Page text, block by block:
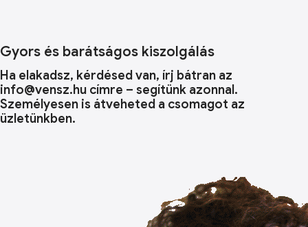
Gyors és barátságos kiszolgálás
Ha elakadsz, kérdésed van, írj bátran az
info@vensz.hu címre – segítünk azonnal.
Személyesen is átveheted a csomagot az
üzletünkben.